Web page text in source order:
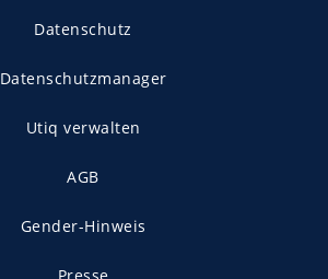
Datenschutz
Datenschutzmanager
Utiq verwalten
AGB
Gender-Hinweis